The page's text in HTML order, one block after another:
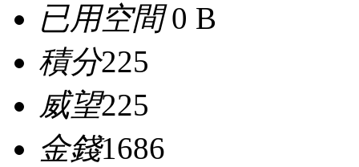
已用空間0 B
積分225
威望225
金錢1686